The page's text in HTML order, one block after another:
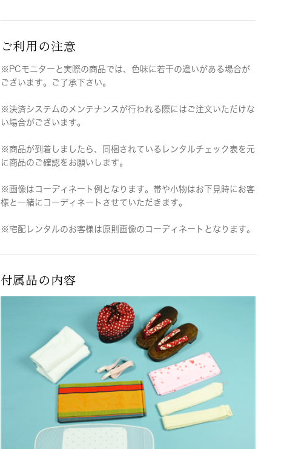
ご利用の注意
※PCモニターと実際の商品では、色味に若干の違いがある場合が
ございます。ご了承下さい。
※決済システムのメンテナンスが行われる際にはご注文いただけな
い場合がございます。
※商品が到着しましたら、同梱されているレンタルチェック表を元
に商品のご確認をお願いします。
※画像はコーディネート例となります。帯や小物はお下見時にお客
様と一緒にコーディネートさせていただきます。
※宅配レンタルのお客様は原則画像のコーディネートとなります。
付属品の内容